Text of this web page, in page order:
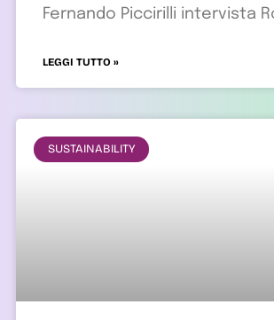
Fernando Piccirilli intervista
LEGGI TUTTO »
SUSTAINABILITY